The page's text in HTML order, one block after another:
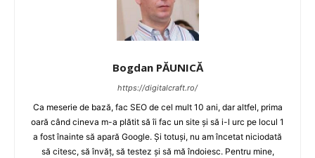
Bogdan PĂUNICĂ
https://digitalcraft.ro/
Ca meserie de bază, fac SEO de cel mult 10 ani, dar altfel, prima
oară când cineva m-a plătit să îi fac un site și să i-l urc pe locul 1
a fost înainte să apară Google. Și totuși, nu am încetat niciodată
să citesc, să învăț, să testez și să mă îndoiesc. Pentru mine,